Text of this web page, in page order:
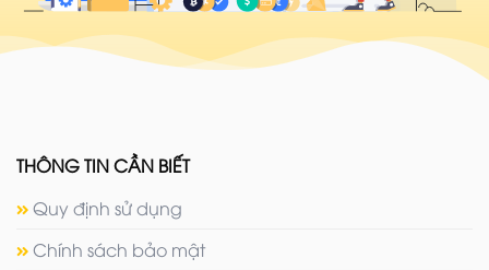
THÔNG TIN CẦN BIẾT
Quy định sử dụng
Chính sách bảo mật